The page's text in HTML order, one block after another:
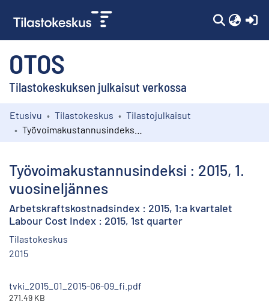
OTOS
Tilastokeskuksen julkaisut verkossa
Kokoelmat
Etusivu Tilastokeskus
Tilastojulkaisut
Työvoimakustannusindeksi : 2015, 1.
vuosineljännes
Arbetskraftskostnadsindex : 2015, 1:a kvartalet
Labour Cost Index : 2015, 1st quarter
Tilastokeskus
2015
tvki_2015_01_2015-06-09_fi.pdf
271.49 KB